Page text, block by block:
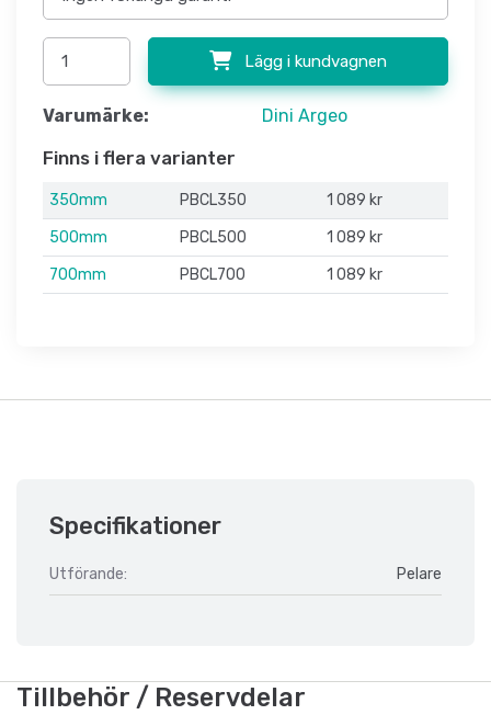
Lägg i kundvagnen
Varumärke: Dini Argeo
Finns i flera varianter
350mm PBCL350
1 089 kr
500mm
PBCL500
1 089 kr
700mm
PBCL700 1 089 kr
Specifikationer
Utförande: Pelare
Tillbehör / Reservdelar